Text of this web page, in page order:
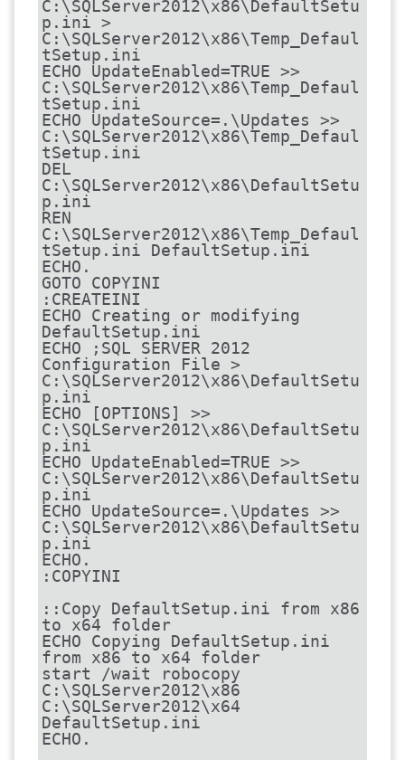
C:\SQLServer2012\x86\DefaultSetu
p.ini >
C:\SQLServer2012\x86\Temp_Defaul
tSetup.ini
ECHO UpdateEnabled=TRUE >>
C:\SQLServer2012\x86\Temp_Defaul
tSetup.ini
ECHO UpdateSource=.\Updates >>
C:\SQLServer2012\x86\Temp_Defaul
tSetup.ini
DEL
C:\SQLServer2012\x86\DefaultSetu
p.ini
REN
C:\SQLServer2012\x86\Temp_Defaul
tSetup.ini DefaultSetup.ini
ECHO.
GOTO COPYINI
:CREATEINI
ECHO Creating or modifying
DefaultSetup.ini
ECHO ;SQL SERVER 2012
Configuration File >
C:\SQLServer2012\x86\DefaultSetu
p.ini
ECHO [OPTIONS] >>
C:\SQLServer2012\x86\DefaultSetu
p.ini
ECHO UpdateEnabled=TRUE >>
C:\SQLServer2012\x86\DefaultSetu
p.ini
ECHO UpdateSource=.\Updates >>
C:\SQLServer2012\x86\DefaultSetu
p.ini
ECHO.
:COPYINI
::Copy DefaultSetup.ini from x86
to x64 folder
ECHO Copying DefaultSetup.ini
from x86 to x64 folder
start /wait robocopy
C:\SQLServer2012\x86
C:\SQLServer2012\x64
DefaultSetup.ini
ECHO.